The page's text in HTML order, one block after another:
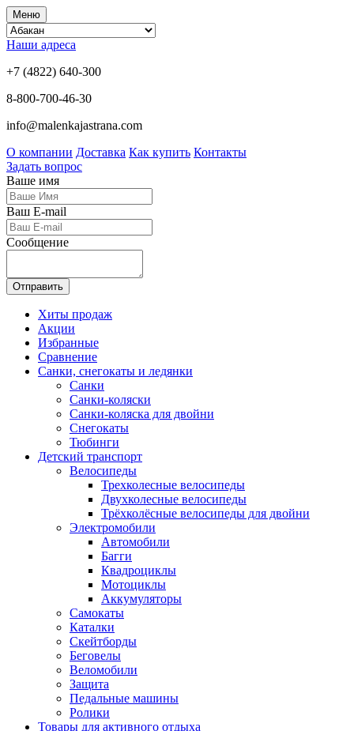
Меню
Наши адреса
+7 (4822) 640-300
8-800-700-46-30
info@malenkajastrana.com
О компании Доставка Как купить Контакты
Задать вопрос
Ваше имя
Ваш E-mail
Сообщение
Отправить
Хиты продаж
Акции
Избранные
Сравнение
Санки, снегокаты и ледянки
Санки
Санки-коляски
Санки-коляска для двойни
Снегокаты
Тюбинги
Детский транспорт
Велосипеды
Трехколесные велосипеды
Двухколесные велосипеды
Трёхколёсные велосипеды для двойни
Электромобили
Автомобили
Багги
Квадроциклы
Мотоциклы
Аккумуляторы
Самокаты
Каталки
Скейтборды
Беговелы
Веломобили
Защита
Педальные машины
Ролики
Товары для активного отдыха